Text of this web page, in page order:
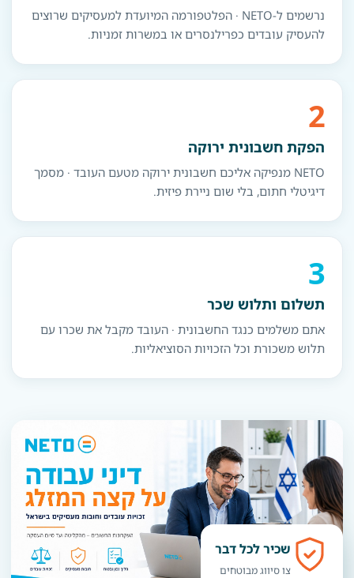
נרשמים ל-NETO · הפלטפורמה המיועדת למעסיקים שרוצים
להעסיק עובדים כפרילנסרים או במשרות זמניות.
2
הפקת חשבונית ירוקה
NETO מנפיקה אליכם חשבונית ירוקה מטעם העובד · מסמך
דיגיטלי חתום, בלי שום ניירת פיזית.
3
תשלום ותלוש שכר
אתם משלמים כנגד החשבונית · העובד מקבל את שכרו עם
תלוש משכורת וכל הזכויות הסוציאליות.
שכיר לכל דבר
צו סיווג מבוטחים